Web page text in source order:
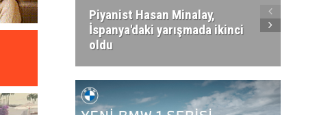
Piyanist Hasan Minalay,
İspanya'daki yarışmada ikinci
oldu